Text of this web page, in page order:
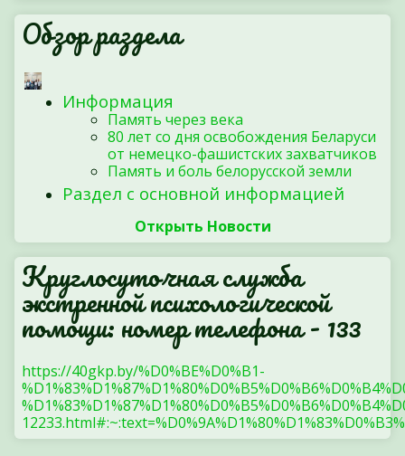
Обзор раздела
Информация
Память через века
80 лет со дня освобождения Беларуси
от немецко-фашистских захватчиков
Память и боль белорусской земли
Раздел с основной информацией
Открыть Новости
Круглосуточная служба
экстренной психологической
помощи: номер телефона - 133
https://40gkp.by/%D0%BE%D0%B1-